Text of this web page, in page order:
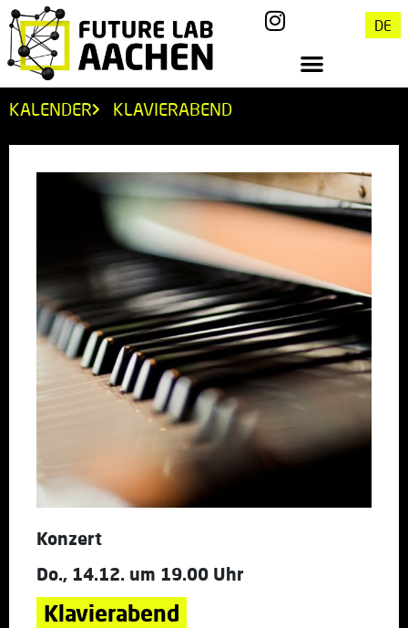
DE
KALENDER KLAVIERABEND
Konzert
Do., 14.12. um 19.00 Uhr
Klavierabend